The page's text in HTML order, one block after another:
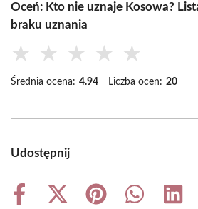
Oceń: Kto nie uznaje Kosowa?
braku uznania
★ ★ ★ ★ ★
Średnia ocena: 4.94 Liczba ocen: 20
Udostępnij
Share
Share
Share
Share
Share